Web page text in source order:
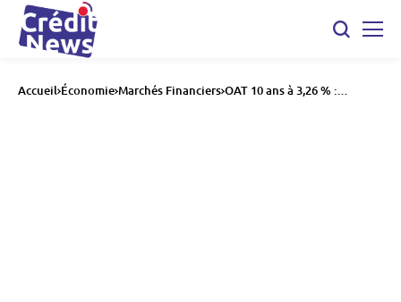
Accueil Économie Marchés Financiers OAT 10 ans à 3,26 % :
pourquoi les taux